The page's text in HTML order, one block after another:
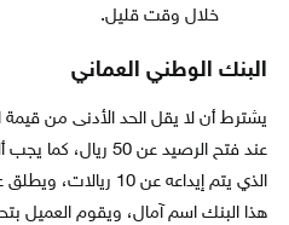
خلال وقت قليل.
البنك الوطني العماني
يشترط أن لا يقل الحد الأدنى من قيمة
عند فتح الرصيد عن 50
الذي يتم إيداعه عن
هذا البنك اسم آمال، ويقوم العميل